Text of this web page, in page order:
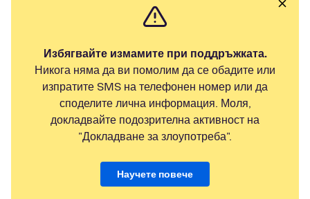
Избягвайте измамите при поддръжката.
Никога няма да ви помолим да се обадите или
изпратите SMS на телефонен номер или да
споделите лична информация. Моля,
докладвайте подозрителна активност на
"Докладване за злоупотреба".
Научете повече